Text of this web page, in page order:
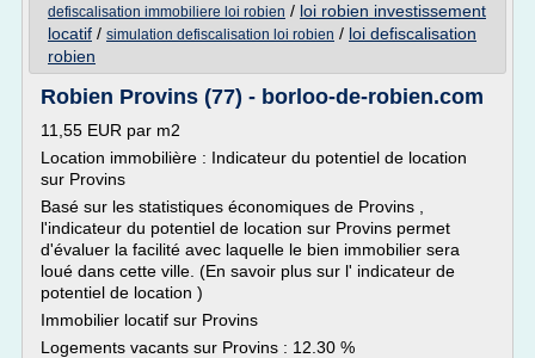
defiscalisation immobiliere loi robien / loi robien investissement
locatif / simulation defiscalisation loi robien / loi defiscalisation
robien
Robien Provins (77) - borloo-de-robien.com
11,55 EUR par m2
Location immobilière : Indicateur du potentiel de location
sur Provins
Basé sur les statistiques économiques de Provins ,
l'indicateur du potentiel de location sur Provins permet
d'évaluer la facilité avec laquelle le bien immobilier sera
loué dans cette ville. (En savoir plus sur l' indicateur de
potentiel de location )
Immobilier locatif sur Provins
Logements vacants sur Provins : 12.30 %